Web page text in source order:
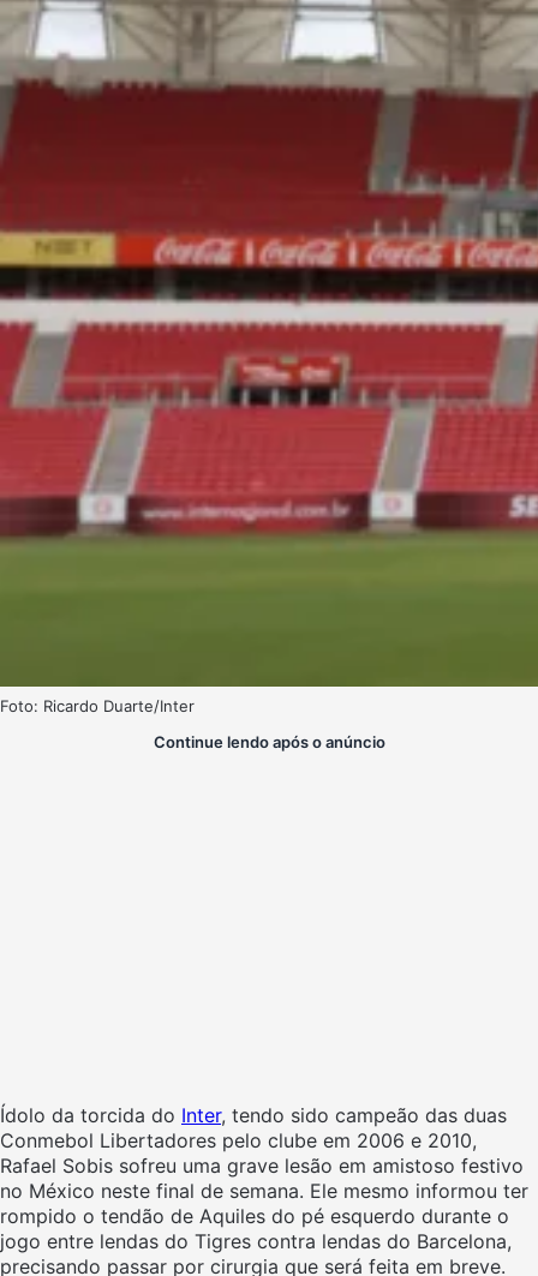
Foto: Ricardo Duarte/Inter
Continue lendo após o anúncio
Ídolo da torcida do Inter, tendo sido campeão das duas
Conmebol Libertadores pelo clube em 2006 e 2010,
Rafael Sobis sofreu uma grave lesão em amistoso festivo
no México neste final de semana. Ele mesmo informou ter
rompido o tendão de Aquiles do pé esquerdo durante o
jogo entre lendas do Tigres contra lendas do Barcelona,
precisando passar por cirurgia que será feita em breve.